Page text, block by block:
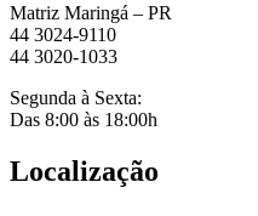
Matriz Maringá – PR
44 3024-9110
44 3020-1033
Segunda à Sexta:
Das 8:00 às 18:00h
Localização